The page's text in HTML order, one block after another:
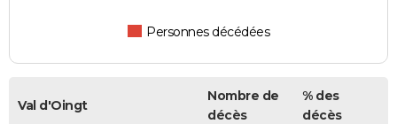
Personnes décédées
Val d'Oingt
Nombre de
décès
% des
décès